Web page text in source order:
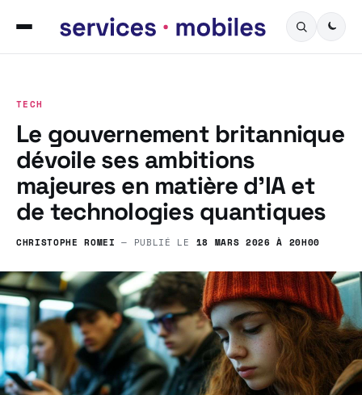
TECH
Le gouvernement britannique
dévoile ses ambitions
majeures en matière d’IA et
de technologies quantiques
CHRISTOPHE ROMEI — PUBLIÉ LE 18 MARS 2026 À 20H00